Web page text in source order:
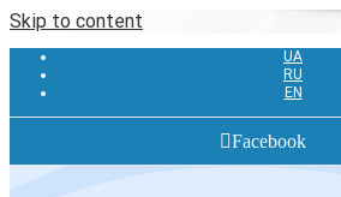
Skip to content
UA
RU
EN
Facebook